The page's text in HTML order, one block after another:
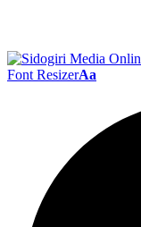
Font ResizerAa